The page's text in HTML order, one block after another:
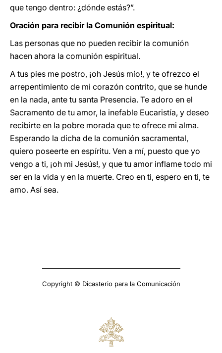
que tengo dentro: ¿dónde estás?”.
Oración para recibir la Comunión espiritual:
Las personas que no pueden recibir la comunión
hacen ahora la comunión espiritual.
A tus pies me postro, ¡oh Jesús mío!, y te ofrezco el
arrepentimiento de mi corazón contrito, que se hunde
en la nada, ante tu santa Presencia. Te adoro en el
Sacramento de tu amor, la inefable Eucaristía, y deseo
recibirte en la pobre morada que te ofrece mi alma.
Esperando la dicha de la comunión sacramental,
quiero poseerte en espíritu. Ven a mí, puesto que yo
vengo a ti, ¡oh mi Jesús!, y que tu amor inflame todo mi
ser en la vida y en la muerte. Creo en ti, espero en ti, te
amo. Así sea.
Copyright © Dicasterio para la Comunicación